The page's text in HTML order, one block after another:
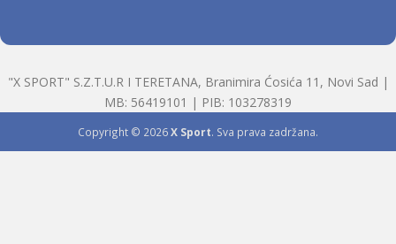
"X SPORT" S.Z.T.U.R I TERETANA, Branimira Ćosića 11, Novi Sad |
MB: 56419101 | PIB: 103278319
Copyright © 2026X Sport. Sva prava zadržana.